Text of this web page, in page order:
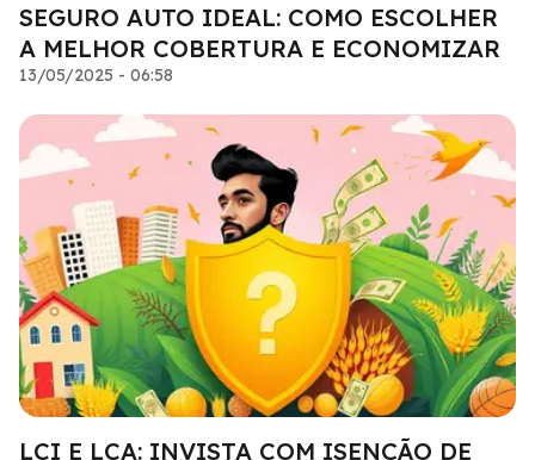
SEGURO AUTO IDEAL: COMO ESCOLHER
A MELHOR COBERTURA E ECONOMIZAR
13/05/2025 - 06:58
LCI E LCA: INVISTA COM ISENÇÃO DE